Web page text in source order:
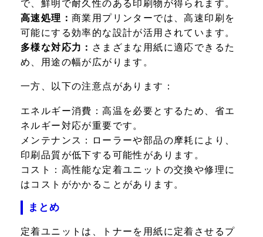
で、鮮明で耐久性のある印刷物が得られます。
高速処理： 商業用プリンターでは、高速印刷を
可能にする効率的な設計が活用されています。
多様な対応力： さまざまな用紙に適応できるた
め、用途の幅が広がります。
一方、以下の注意点があります：
エネルギー消費：高温を必要とするため、省エ
ネルギー対応が重要です。
メンテナンス：
ローラーや部品の摩耗により、
印刷品質が低下する可能性があります。
コスト： 高性能な定着ユニットの交換や修理に
はコストがかかることがあります。
まとめ
定着ユニットは、トナーを用紙に定着させるプ